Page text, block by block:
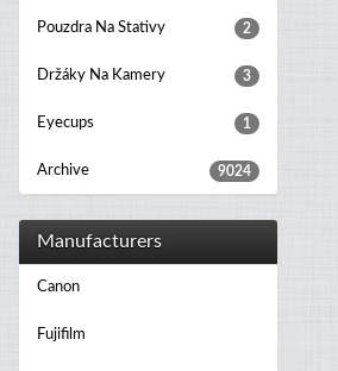
Pouzdra Na Stativy 2
Držáky Na Kamery 3
Eyecups 1
Archive 9024
Manufacturers
Canon
Fujifilm